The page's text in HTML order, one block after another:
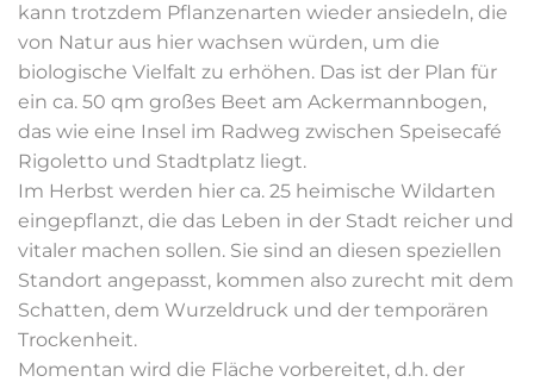
kann trotzdem Pflanzenarten wieder ansiedeln, die
von Natur aus hier wachsen würden, um die
biologische Vielfalt zu erhöhen. Das ist der Plan für
ein ca. 50 qm großes Beet am Ackermannbogen,
das wie eine Insel im Radweg zwischen Speisecafé
Rigoletto und Stadtplatz liegt.
Im Herbst werden hier ca. 25 heimische Wildarten
eingepflanzt, die das Leben in der Stadt reicher und
vitaler machen sollen. Sie sind an diesen speziellen
Standort angepasst, kommen also zurecht mit dem
Schatten, dem Wurzeldruck und der temporären
Trockenheit.
Momentan wird die Fläche vorbereitet, d.h. der